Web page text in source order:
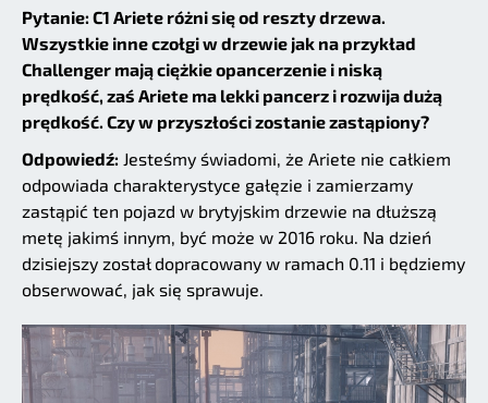
Pytanie: C1 Ariete różni się od reszty drzewa.
Wszystkie inne czołgi w drzewie jak na przykład
Challenger mają ciężkie opancerzenie i niską
prędkość, zaś Ariete ma lekki pancerz i rozwija dużą
prędkość. Czy w przyszłości zostanie zastąpiony?
Odpowiedź: Jesteśmy świadomi, że Ariete nie całkiem
odpowiada charakterystyce gałęzie i zamierzamy
zastąpić ten pojazd w brytyjskim drzewie na dłuższą
metę jakimś innym, być może w 2016 roku. Na dzień
dzisiejszy został dopracowany w ramach 0.11 i będziemy
obserwować, jak się sprawuje.